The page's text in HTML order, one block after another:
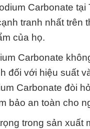
Carbonate
tranh nhất trên
của họ.
Carbonate
đối với hiệu suất
Carbonate đòi
bảo an toàn cho
trong sản